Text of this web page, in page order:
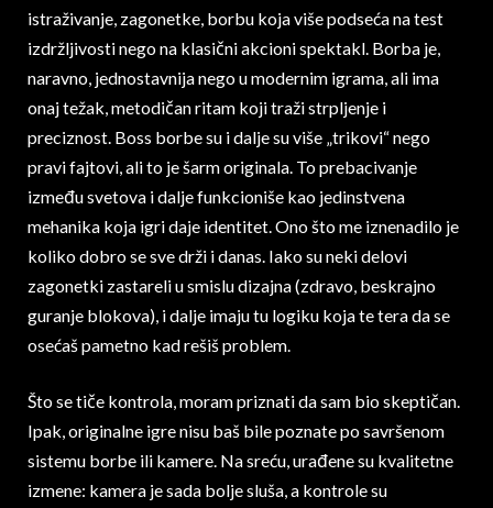
istraživanje, zagonetke, borbu koja više podseća na test
izdržljivosti nego na klasični akcioni spektakl. Borba je,
naravno, jednostavnija nego u modernim igrama, ali ima
onaj težak, metodičan ritam koji traži strpljenje i
preciznost. Boss borbe su i dalje su više „trikovi“ nego
pravi fajtovi, ali to je šarm originala. To prebacivanje
između svetova i dalje funkcioniše kao jedinstvena
mehanika koja igri daje identitet. Ono što me iznenadilo je
koliko dobro se sve drži i danas. Iako su neki delovi
zagonetki zastareli u smislu dizajna (zdravo, beskrajno
guranje blokova), i dalje imaju tu logiku koja te tera da se
osećaš pametno kad rešiš problem.
Što se tiče kontrola, moram priznati da sam bio skeptičan.
Ipak, originalne igre nisu baš bile poznate po savršenom
sistemu borbe ili kamere. Na sreću, urađene su kvalitetne
izmene: kamera je sada bolje sluša, a kontrole su